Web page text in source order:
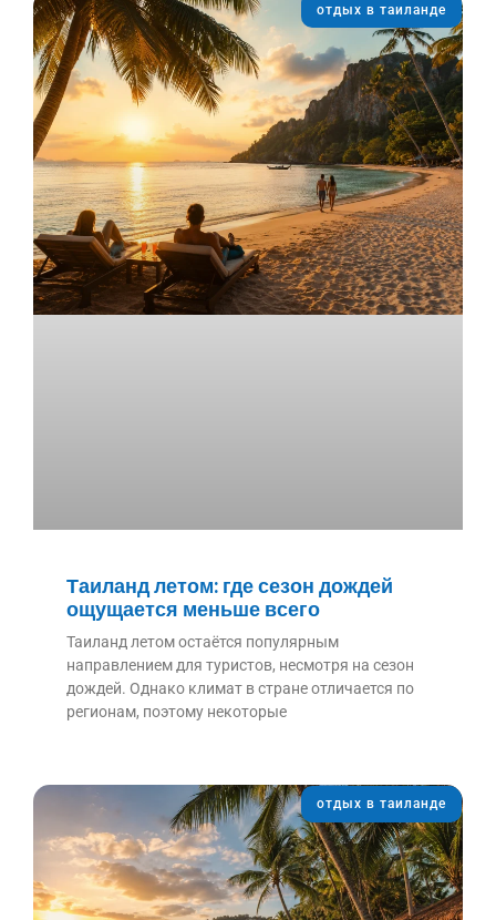
отдых в таиланде
Таиланд летом: где сезон дождей
ощущается меньше всего
Таиланд летом остаётся популярным
направлением для туристов, несмотря на сезон
дождей. Однако климат в стране отличается по
регионам, поэтому некоторые
отдых в таиланде